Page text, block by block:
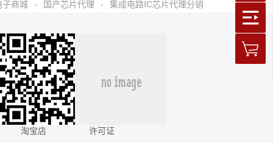
子商城 - 国产芯片代理 - 集成电路IC芯片代理分销
淘宝店 许可证